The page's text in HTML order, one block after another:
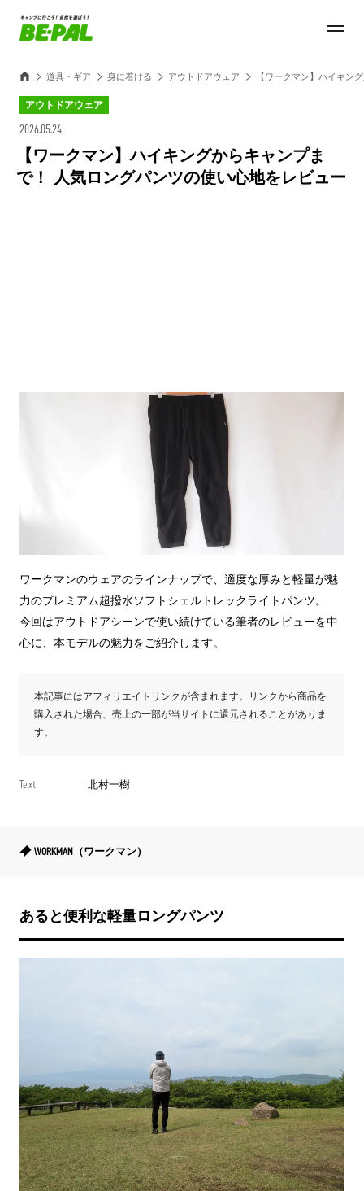
道具・ギア 身に着ける アウトドアウェア 【ワークマン】ハイキン
アウトドアウェア
2026.05.24
【ワークマン】ハイキングからキャンプま
で！ 人気ロングパンツの使い心地をレビュー
ワークマンのウェアのラインナップで、適度な厚みと軽量が魅
力のプレミアム超撥水ソフトシェルトレックライトパンツ。
今回はアウトドアシーンで使い続けている筆者のレビューを中
心に、本モデルの魅力をご紹介します。
本記事にはアフィリエイトリンクが含まれます。リンクから商品を
購入された場合、売上の一部が当サイトに還元されることがありま
す。
Text 北村一樹
WORKMAN（ワークマン）
あると便利な軽量ロングパンツ